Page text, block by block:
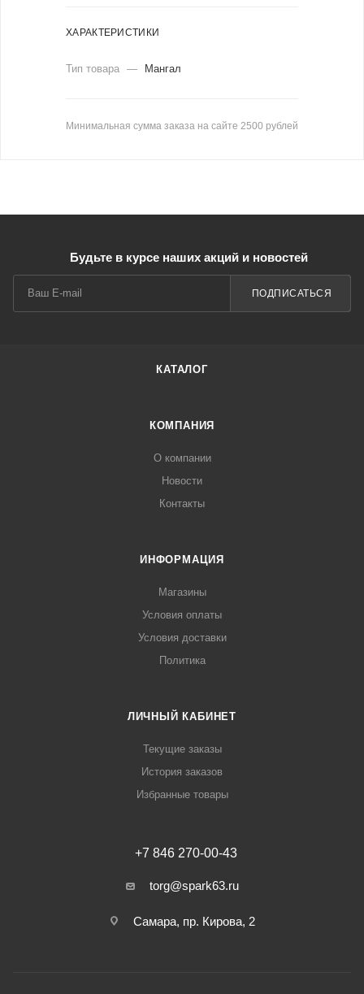
ХАРАКТЕРИСТИКИ
Тип товара — Мангал
Минимальная сумма заказа на сайте 2500 рублей
Будьте в курсе наших акций и новостей
ПОДПИСАТЬСЯ
КАТАЛОГ
КОМПАНИЯ
О компании
Новости
Контакты
ИНФОРМАЦИЯ
Магазины
Условия оплаты
Условия доставки
Политика
ЛИЧНЫЙ КАБИНЕТ
Текущие заказы
История заказов
Избранные товары
+7 846 270-00-43
torg@spark63.ru
Самара, пр. Кирова, 2